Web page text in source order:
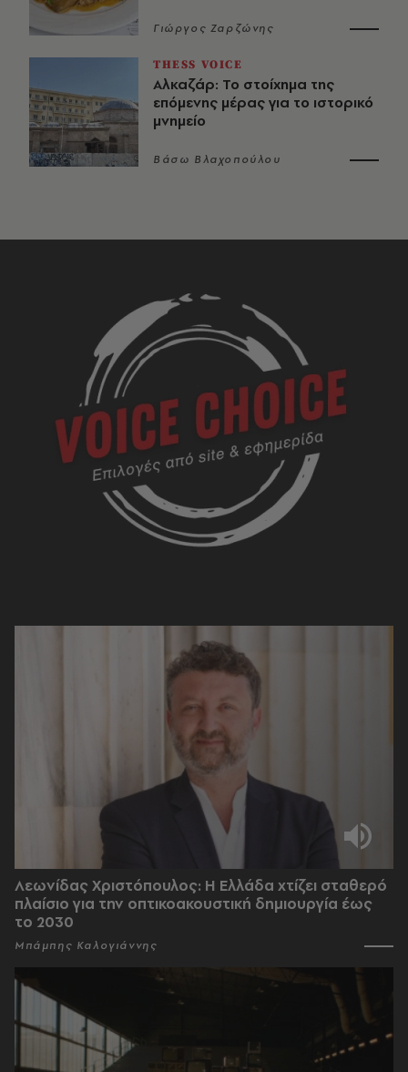
Γιώργος Ζαρζώνης
THESS VOICE
Αλκαζάρ: Το στοίχημα της
επόμενης μέρας για το ιστορικό
μνημείο
Βάσω Βλαχοπούλου
Λεωνίδας Χριστόπουλος: Η Ελλάδα χτίζει σταθερό
πλαίσιο για την οπτικοακουστική δημιουργία έως
το 2030
Μπάμπης Καλογιάννης